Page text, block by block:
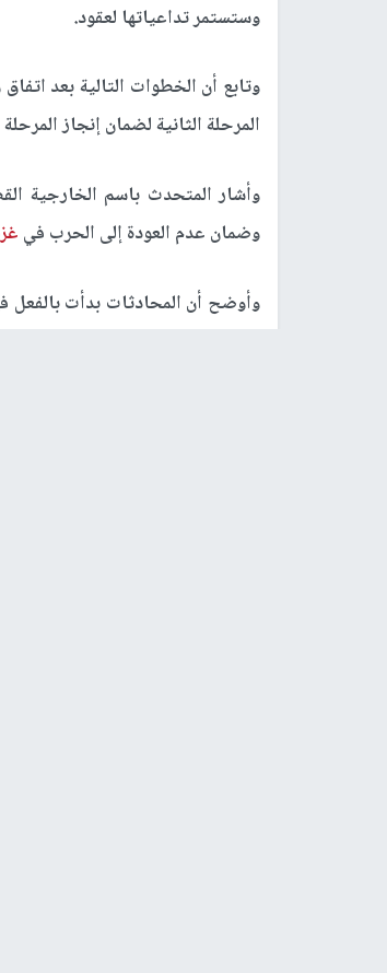
وستستمر تداعياتها لعقود.
وتابع أن الخطوات التالية بعد
المرحلة الثانية لضمان إنجاز المرحلة
وأشار المتحدث باسم الخارجية
وضمان عدم العودة إلى الحرب في
وأوضح أن المحادثات بدأت